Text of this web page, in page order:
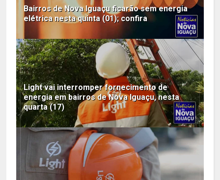
Bairros de Nova Iguaçu ficarão sem energia
elétrica nesta quinta (01); confira
Light vai interromper fornecimento de
energia em bairros de Nova Iguaçu, nesta
quarta (17)